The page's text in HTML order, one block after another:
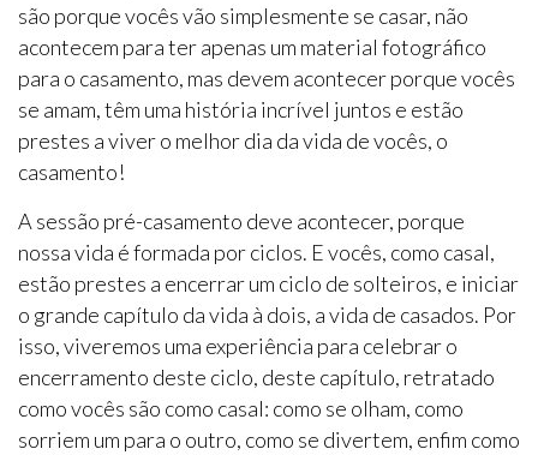
são porque vocês vão simplesmente se casar, não
acontecem para ter apenas um material fotográfico
para o casamento, mas devem acontecer porque vocês
se amam, têm uma história incrível juntos e estão
prestes a viver o melhor dia da vida de vocês, o
casamento!
A sessão pré-casamento deve acontecer, porque
nossa vida é formada por ciclos. E vocês, como casal,
estão prestes a encerrar um ciclo de solteiros, e iniciar
o grande capítulo da vida à dois, a vida de casados. Por
isso, viveremos uma experiência para celebrar o
encerramento deste ciclo, deste capítulo, retratado
como vocês são como casal: como se olham, como
sorriem um para o outro, como se divertem, enfim como